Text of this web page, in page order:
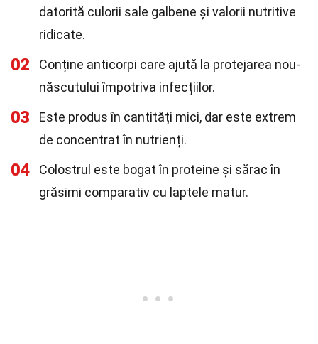
datorită culorii sale galbene și valorii nutritive
ridicate.
02
Conține anticorpi care ajută la protejarea nou-
născutului împotriva infecțiilor.
03
Este produs în cantități mici, dar este extrem
de concentrat în nutrienți.
04
Colostrul este bogat în proteine și sărac în
grăsimi comparativ cu laptele matur.